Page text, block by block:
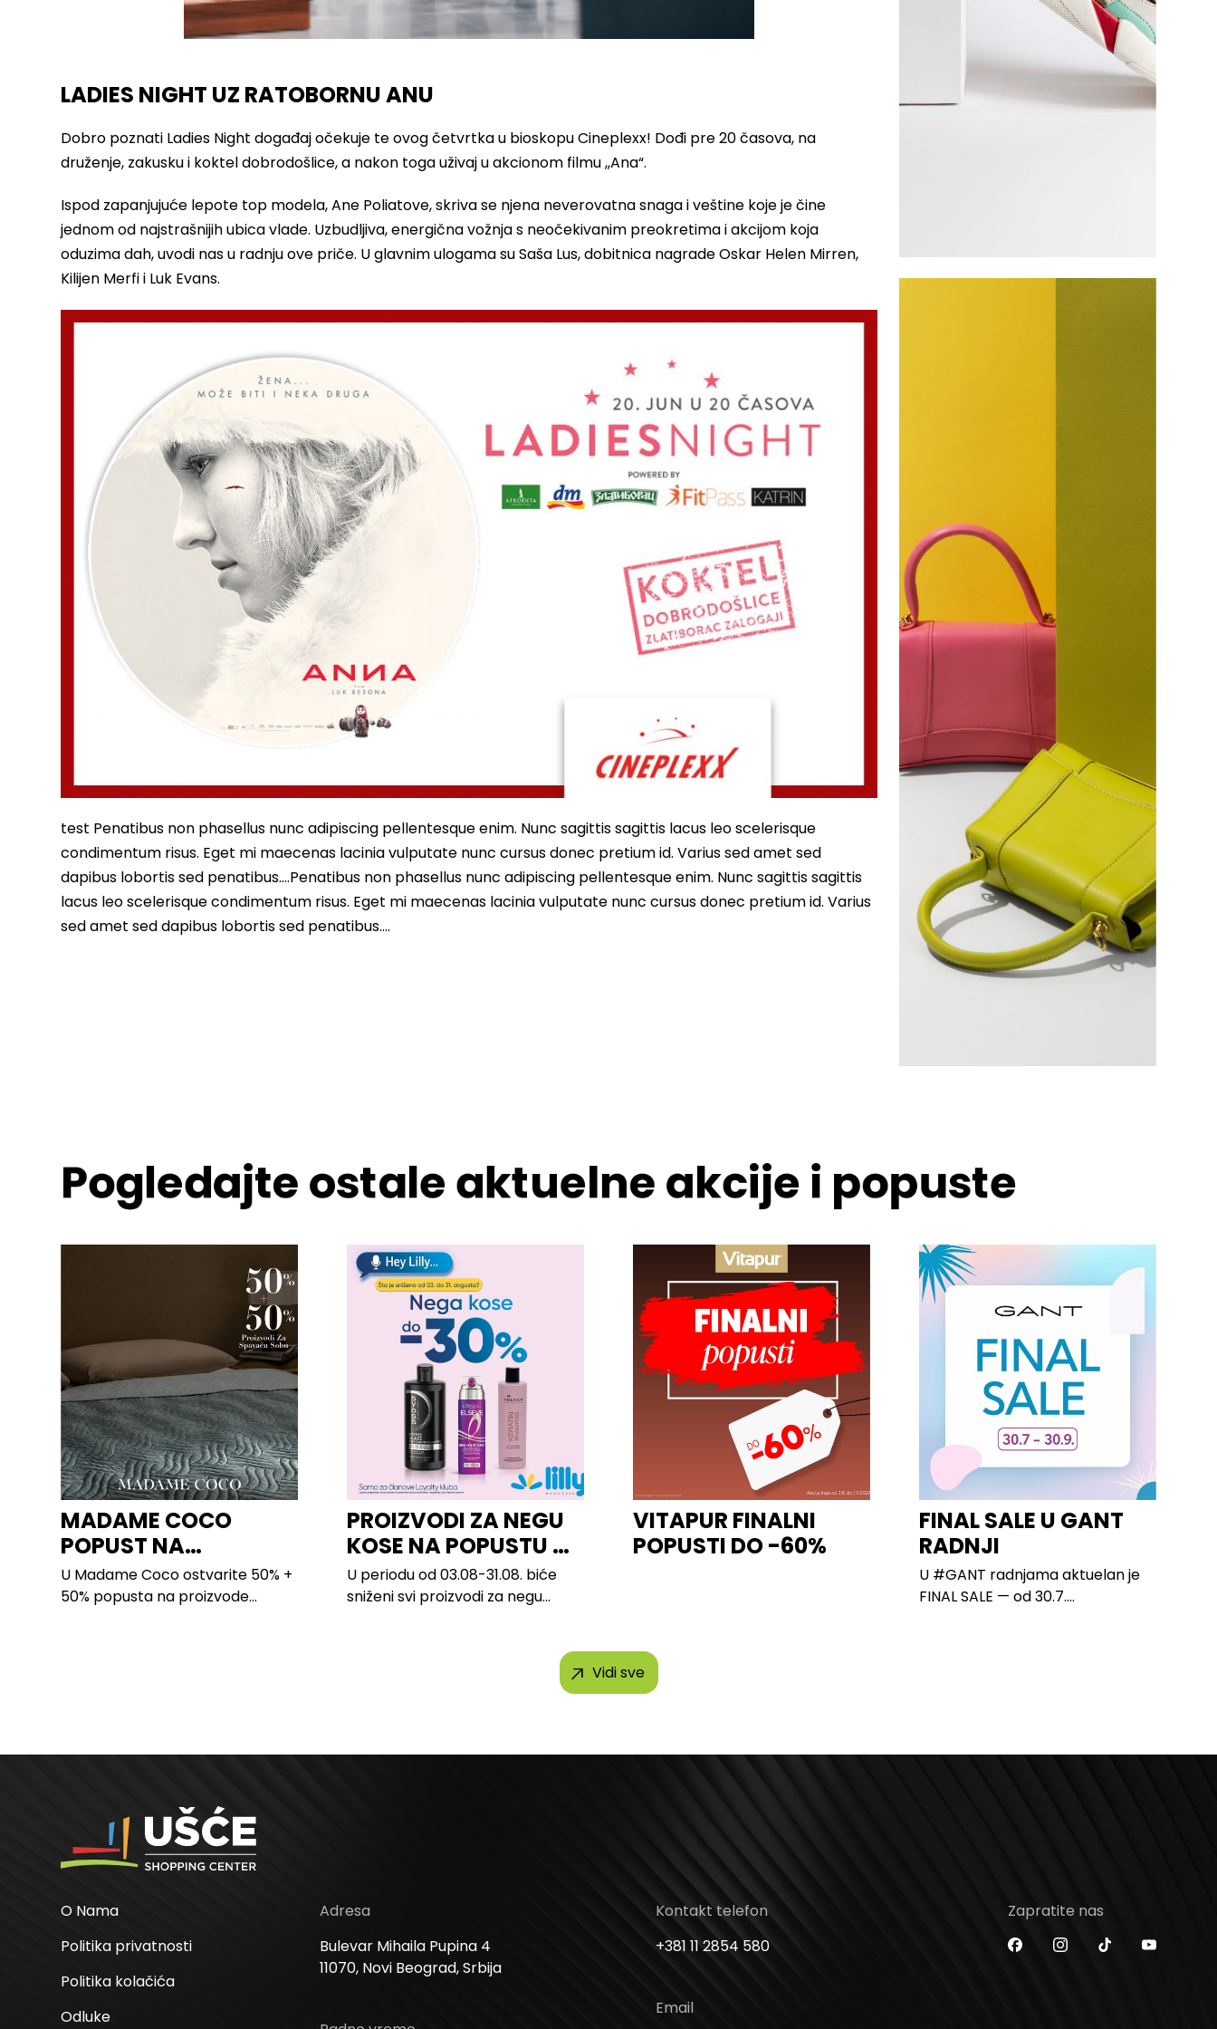
LADIES NIGHT UZ RATOBORNU ANU
Dobro poznati Ladies Night događaj očekuje te ovog četvrtka u bioskopu Cineplexx! Dođi pre 20 časova, na
druženje, zakusku i koktel dobrodošlice, a nakon toga uživaj u akcionom filmu ,,Ana“.
Ispod zapanjujuće lepote top modela, Ane Poliatove, skriva se njena neverovatna snaga i veštine koje je čine
jednom od najstrašnijih ubica vlade. Uzbudljiva, energična vožnja s neočekivanim preokretima i akcijom koja
oduzima dah, uvodi nas u radnju ove priče. U glavnim ulogama su Saša Lus, dobitnica nagrade Oskar Helen Mirren,
Kilijen Merfi i Luk Evans.
test Penatibus non phasellus nunc adipiscing pellentesque enim. Nunc sagittis sagittis lacus leo scelerisque
condimentum risus. Eget mi maecenas lacinia vulputate nunc cursus donec pretium id. Varius sed amet sed
dapibus lobortis sed penatibus….Penatibus non phasellus nunc adipiscing pellentesque enim. Nunc sagittis sagittis
lacus leo scelerisque condimentum risus. Eget mi maecenas lacinia vulputate nunc cursus donec pretium id. Varius
sed amet sed dapibus lobortis sed penatibus….
Pogledajte ostale aktuelne akcije i popuste
MADAME COCO
POPUST NA
PROIZVODE ZA
SPAVAĆU SOBU
U Madame Coco ostvarite 50% +
50% popusta na proizvode...
PROIZVODI ZA NEGU
KOSE NA POPUSTU U
LILLY
U periodu od 03.08-31.08. biće
sniženi svi proizvodi za negu
VITAPUR FINALNI
POPUSTI DO -60%
FINAL SALE U GANT
RADNJI
U #GANT radnjama aktuelan je
FINAL SALE — od 30.7....
Vidi sve
O Nama
Politika privatnosti
Politika kolačića
Odluke
Adresa
Bulevar Mihaila Pupina 4
11070, Novi Beograd, Srbija
Kontakt telefon
+381 11 2854 580
Email
Zapratite nas